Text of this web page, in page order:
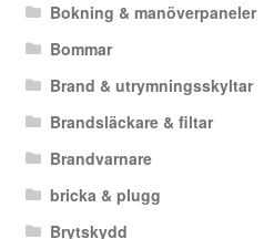
Bokning & manöverpaneler
Bommar
Brand & utrymningsskyltar
Brandsläckare & filtar
Brandvarnare
bricka & plugg
Brytskydd